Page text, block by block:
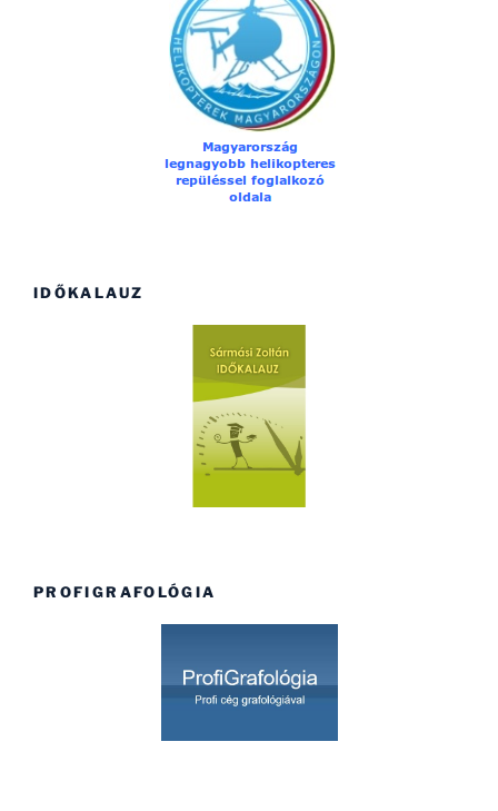
IDŐKALAUZ
PROFIGRAFOLÓGIA